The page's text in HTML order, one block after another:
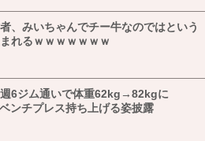
、みいちゃんでチー牛なのではという
れるｗｗｗｗｗｗｗ
6ジム通いで体重62kg→82kgに
ンチプレス持ち上げる姿披露